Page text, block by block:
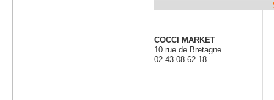
COCCI MARKET
10 rue de Bretagne
02 43 08 62 18